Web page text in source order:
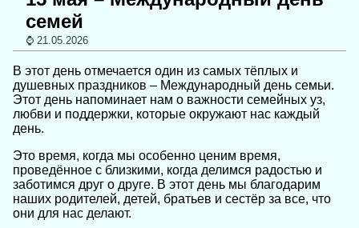
семей
21.05.2026
В этот день отмечается один из самых тёплых и
душевных праздников – Международный день семьи.
Этот день напоминает нам о важности семейных уз,
любви и поддержки, которые окружают нас каждый
день.
Это время, когда мы особенно ценим время,
проведённое с близкими, когда делимся радостью и
заботимся друг о друге. В этот день мы благодарим
наших родителей, детей, братьев и сестёр за все, что
они для нас делают.